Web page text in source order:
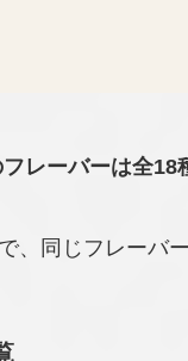
レーバーは全
、同じフレーバ